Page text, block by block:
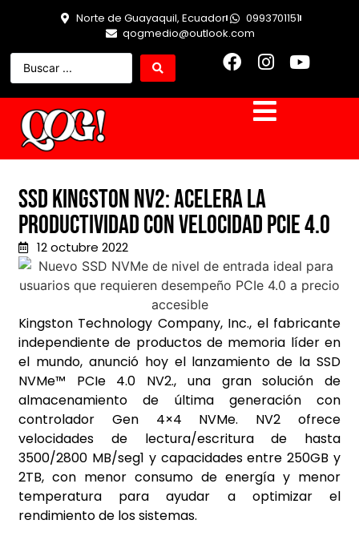
Norte de Guayaquil, Ecuador
0993701151
qogmedio@outlook.com
SSD Kingston NV2: Acelera la
productividad con velocidad PCIe 4.0
12 octubre 2022
Kingston Technology Company, Inc., el fabricante
independiente de productos de memoria líder en
el mundo, anunció hoy el lanzamiento de la SSD
NVMe™ PCIe 4.0 NV2., una gran solución de
almacenamiento de última generación con
controlador Gen 4×4 NVMe. NV2 ofrece
velocidades de lectura/escritura de hasta
3500/2800 MB/seg1 y capacidades entre 250GB y
2TB, con menor consumo de energía y menor
temperatura para ayudar a optimizar el
rendimiento de los sistemas.